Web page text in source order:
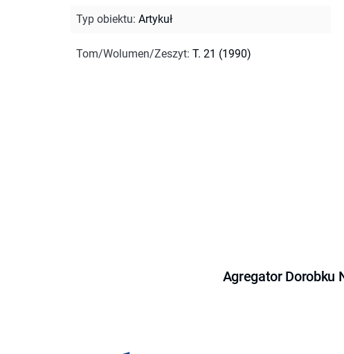
Typ obiektu: Artykuł
Tom/Wolumen/Zeszyt: T. 21 (1990)
Agregator Dorobku